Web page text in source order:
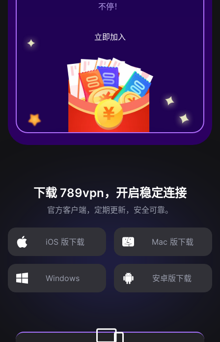
不停！
立即加入
下载 789vpn，开启稳定连接
官方客户端，定期更新，安全可靠。
iOS 版下载 Mac 版下载
Windows 安卓版下载